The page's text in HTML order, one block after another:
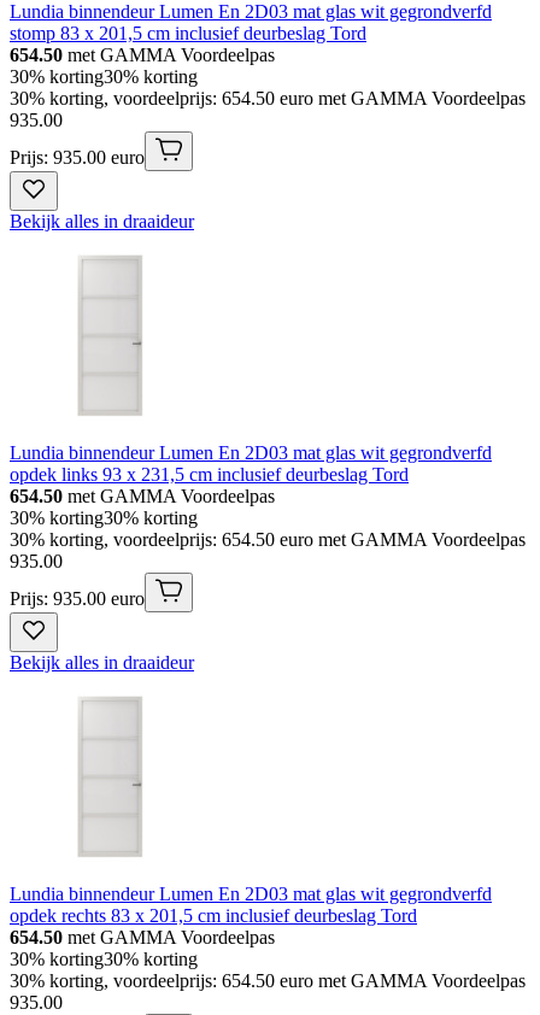
Lundia binnendeur Lumen En 2D03 mat glas wit gegrondverfd
stomp 83 x 201,5 cm inclusief deurbeslag Tord
654.50 met GAMMA Voordeelpas
30% korting30% korting
30% korting, voordeelprijs: 654.50 euro met GAMMA Voordeelpas
935.00
Prijs: 935.00 euro
Bekijk alles in draaideur
Lundia binnendeur Lumen En 2D03 mat glas wit gegrondverfd
opdek links 93 x 231,5 cm inclusief deurbeslag Tord
654.50 met GAMMA Voordeelpas
30% korting30% korting
30% korting, voordeelprijs: 654.50 euro met GAMMA Voordeelpas
935.00
Prijs: 935.00 euro
Bekijk alles in draaideur
Lundia binnendeur Lumen En 2D03 mat glas wit gegrondverfd
opdek rechts 83 x 201,5 cm inclusief deurbeslag Tord
654.50 met GAMMA Voordeelpas
30% korting30% korting
30% korting, voordeelprijs: 654.50 euro met GAMMA Voordeelpas
935.00